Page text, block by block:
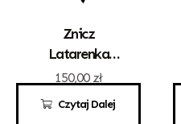
Czytaj Dalej
Znicz
Latarenka
Solarna Rakieta
150,00 zł